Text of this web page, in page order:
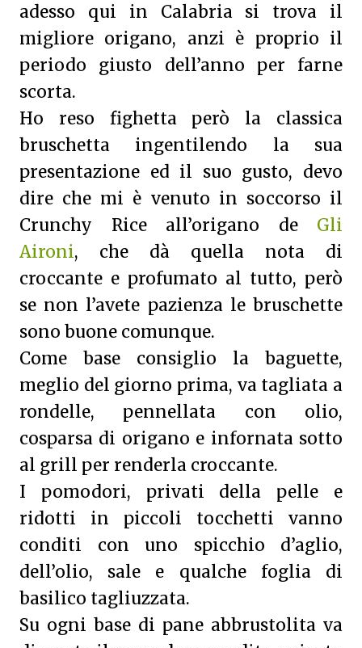
adesso qui in Calabria si trova il
migliore origano, anzi è proprio il
periodo giusto dell’anno per farne
scorta.
Ho reso fighetta però la classica
bruschetta ingentilendo la sua
presentazione ed il suo gusto, devo
dire che mi è venuto in soccorso il
Crunchy Rice all’origano de Gli
Aironi, che dà quella nota di
croccante e profumato al tutto, però
se non l’avete pazienza le bruschette
sono buone comunque.
Come base consiglio la baguette,
meglio del giorno prima, va tagliata a
rondelle, pennellata con olio,
cosparsa di origano e infornata sotto
al grill per renderla croccante.
I pomodori, privati della pelle e
ridotti in piccoli tocchetti vanno
conditi con uno spicchio d’aglio,
dell’olio, sale e qualche foglia di
basilico tagliuzzata.
Su ogni base di pane abbrustolita va